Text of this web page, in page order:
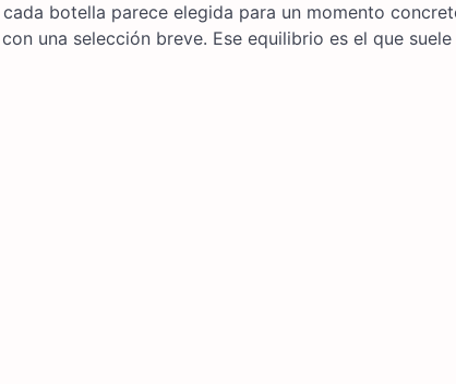
botella parece elegida para un momento
una selección breve. Ese equilibrio es el que